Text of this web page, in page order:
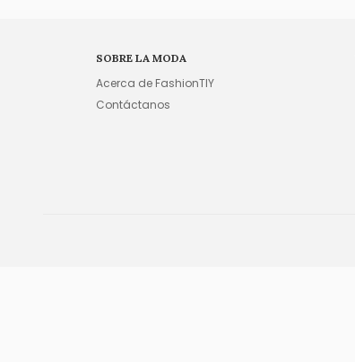
SOBRE LA MODA
Acerca de FashionTIY
Contáctanos